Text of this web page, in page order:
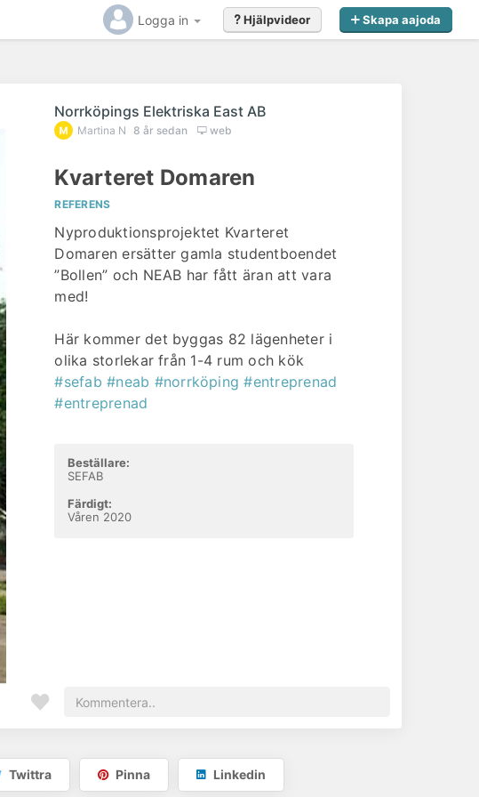
Logga in Skapa aajoda
Hjälpvideor
Norrköpings Elektriska East AB
Martina N 8 år sedan web
Kvarteret Domaren
REFERENS
Nyproduktionsprojektet Kvarteret
Domaren ersätter gamla studentboendet
”Bollen” och NEAB har fått äran att vara
med!
Här kommer det byggas 82 lägenheter i
olika storlekar från 1-4 rum och kök
#sefab #neab #norrköping #entreprenad
#entreprenad
Beställare:
SEFAB
Färdigt:
Våren 2020
Twittra Pinna Linkedin